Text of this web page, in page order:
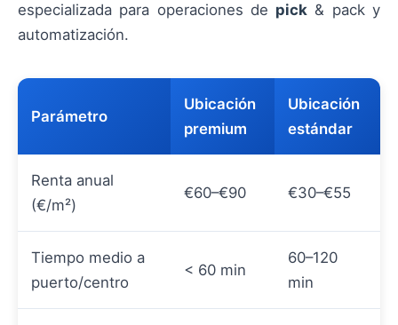
especializada para operaciones de pick & pack y
automatización.
Parámetro
Ubicación
premium
Ubicación
estándar
Renta anual
(€/m²)
€60–€90 €30–€55
Tiempo medio a
puerto/centro
< 60 min
60–120
min